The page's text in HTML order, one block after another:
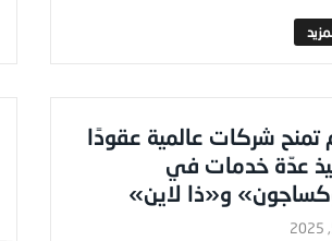
تمنح شركات عالمية عقودًا
عدّة خدمات في
و«ذا لاين»